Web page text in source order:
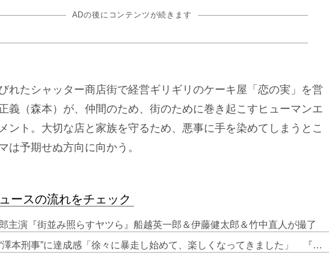
ADの後にコンテンツが続きます
れたシャッター商店街で経営ギリギリのケーキ屋「恋の実」を営
義（森本）が、仲間のため、街のために巻き起こすヒューマンエ
ント。大切な店と家族を守るため、悪事に手を染めてしまうとこ
は予期せぬ方向に向かう。
ースの流れをチェック
主演『街並み照らすヤツら』船越英一郎＆伊藤健太郎＆竹中直人が撮了
2. 吉川愛、“澤本刑事”に達成感「徐々に暴走し始めて、楽しくなってきました」 『街並み照らすヤツら』クランクアップ